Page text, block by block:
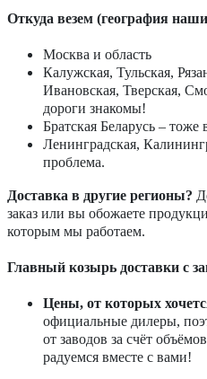
Откуда везем (география
Москва и область
Калужская, Тульская,
Ивановская, Тверская,
дороги знакомы!
Братская Беларусь – тоже
Ленинградская,
проблема.
Доставка в другие регионы?
заказ или вы обожаете
которым мы работаем.
Главный козырь доставки с
Цены, от которых
официальные дилеры,
от заводов за счёт
радуемся вместе с вами!